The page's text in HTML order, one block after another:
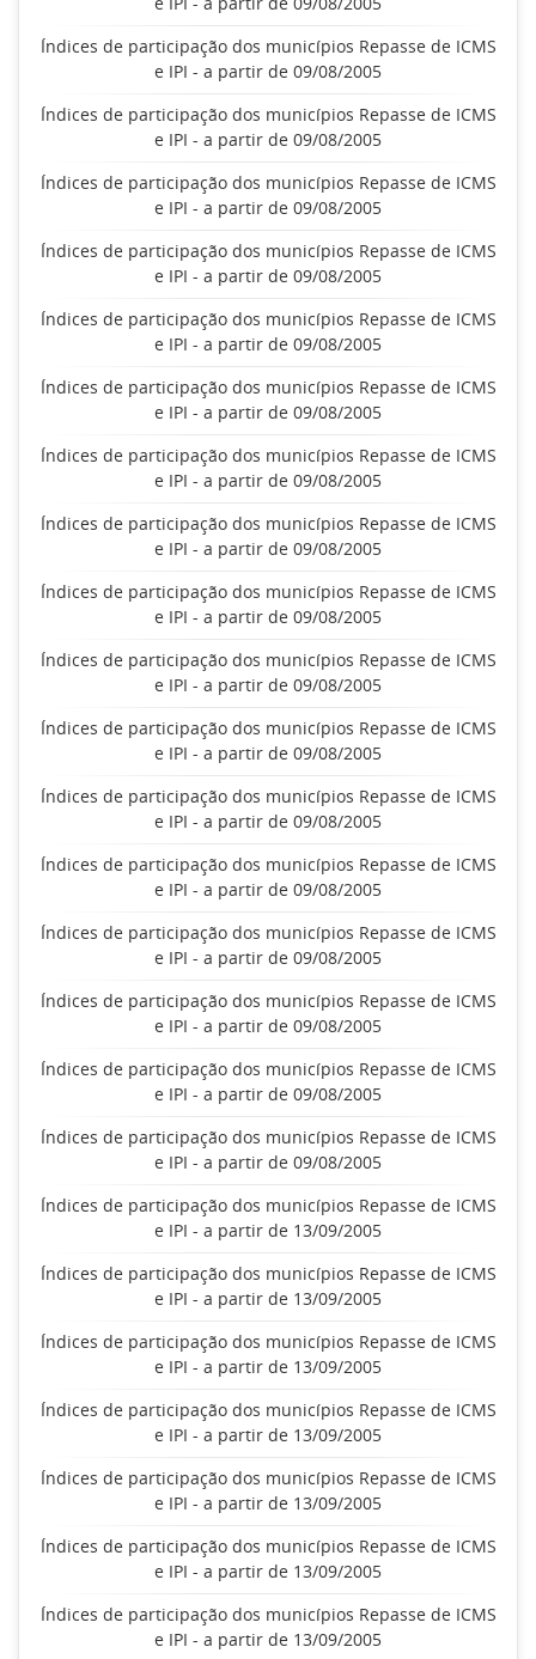
Índices de participação dos municípios Repasse de ICMS
e IPI - a partir de 09/08/2005
Índices de participação dos municípios Repasse de ICMS
e IPI - a partir de 09/08/2005
Índices de participação dos municípios Repasse de ICMS
e IPI - a partir de 09/08/2005
Índices de participação dos municípios Repasse de ICMS
e IPI - a partir de 09/08/2005
Índices de participação dos municípios Repasse de ICMS
e IPI - a partir de 09/08/2005
Índices de participação dos municípios Repasse de ICMS
e IPI - a partir de 09/08/2005
Índices de participação dos municípios Repasse de ICMS
e IPI - a partir de 09/08/2005
Índices de participação dos municípios Repasse de ICMS
e IPI - a partir de 09/08/2005
Índices de participação dos municípios Repasse de ICMS
e IPI - a partir de 09/08/2005
Índices de participação dos municípios Repasse de ICMS
e IPI - a partir de 09/08/2005
Índices de participação dos municípios Repasse de ICMS
e IPI - a partir de 09/08/2005
Índices de participação dos municípios Repasse de ICMS
e IPI - a partir de 09/08/2005
Índices de participação dos municípios Repasse de ICMS
e IPI - a partir de 09/08/2005
Índices de participação dos municípios Repasse de ICMS
e IPI - a partir de 09/08/2005
Índices de participação dos municípios Repasse de ICMS
e IPI - a partir de 09/08/2005
Índices de participação dos municípios Repasse de ICMS
e IPI - a partir de 09/08/2005
Índices de participação dos municípios Repasse de ICMS
e IPI - a partir de 09/08/2005
Índices de participação dos municípios Repasse de ICMS
e IPI - a partir de 13/09/2005
Índices de participação dos municípios Repasse de ICMS
e IPI - a partir de 13/09/2005
Índices de participação dos municípios Repasse de ICMS
e IPI - a partir de 13/09/2005
Índices de participação dos municípios Repasse de ICMS
e IPI - a partir de 13/09/2005
Índices de participação dos municípios Repasse de ICMS
e IPI - a partir de 13/09/2005
Índices de participação dos municípios Repasse de ICMS
e IPI - a partir de 13/09/2005
Índices de participação dos municípios Repasse de ICMS
e IPI - a partir de 13/09/2005